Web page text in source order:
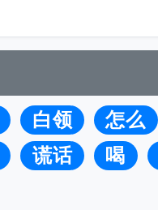
白领 怎么
谎话 喝